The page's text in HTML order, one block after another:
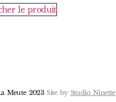
le produit
Meute 2023Site by Studio Ninette